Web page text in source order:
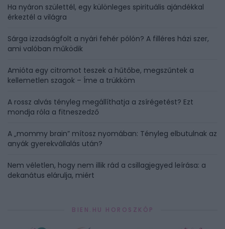
Ha nyáron születtél, egy különleges spirituális ajándékkal
érkeztél a világra
Sárga izzadságfolt a nyári fehér pólón? A filléres házi szer,
ami valóban működik
Amióta egy citromot teszek a hűtőbe, megszűntek a
kellemetlen szagok – Íme a trükköm
A rossz alvás tényleg megállíthatja a zsírégetést? Ezt
mondja róla a fitneszedző
A „mommy brain” mítosz nyomában: Tényleg elbutulnak az
anyák gyerekvállalás után?
Nem véletlen, hogy nem illik rád a csillagjegyed leírása: a
dekanátus elárulja, miért
BIEN.HU HOROSZKÓP